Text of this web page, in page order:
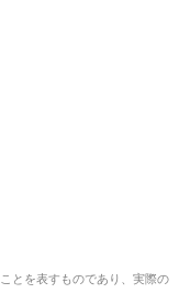
とを表すものであり、実際の